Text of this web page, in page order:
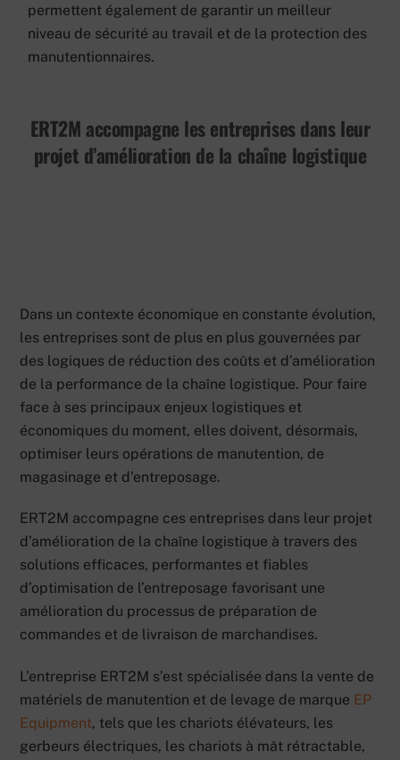
permettent également de garantir un meilleur
niveau de sécurité au travail et de la protection des
manutentionnaires.
ERT2M accompagne les entreprises dans leur
projet d’amélioration de la chaîne logistique
Dans un contexte économique en constante évolution,
les entreprises sont de plus en plus gouvernées par
des logiques de réduction des coûts et d’amélioration
de la performance de la chaîne logistique. Pour faire
face à ses principaux enjeux logistiques et
économiques du moment, elles doivent, désormais,
optimiser leurs opérations de manutention, de
magasinage et d’entreposage.
ERT2M accompagne ces entreprises dans leur projet
d’amélioration de la chaîne logistique à travers des
solutions efficaces, performantes et fiables
d’optimisation de l’entreposage favorisant une
amélioration du processus de préparation de
commandes et de livraison de marchandises.
L’entreprise ERT2M s’est spécialisée dans la vente de
matériels de manutention et de levage de marque EP
Equipment, tels que les chariots élévateurs, les
gerbeurs électriques, les chariots à mât rétractable,